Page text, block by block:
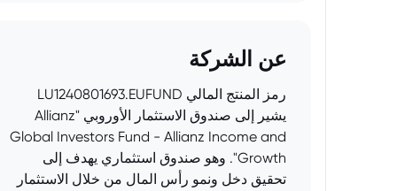
عن الشركة
رمز المنتج المالي LU1240801693.EUFUND
يشير إلى صندوق الاستثمار الأوروبي "Allianz
Global Investors Fund - Allianz Income and
Growth". وهو صندوق استثماري يهدف إلى
تحقيق دخل ونمو رأس المال من خلال الاستثمار